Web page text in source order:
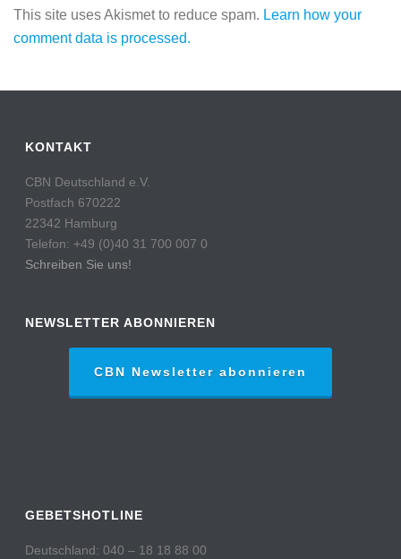
This site uses Akismet to reduce spam. Learn how your
comment data is processed.
KONTAKT
CBN Deutschland e.V.
Postfach 670222
22342 Hamburg
Telefon: +49 (0)40 31 700 007 0
Schreiben Sie uns!
NEWSLETTER ABONNIEREN
CBN Newsletter abonnieren
GEBETSHOTLINE
Deutschland: 040 – 18 18 88 00